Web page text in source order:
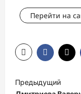
Перейти на
Н
Предыдущий